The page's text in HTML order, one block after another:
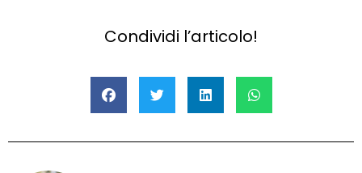
Condividi l’articolo!